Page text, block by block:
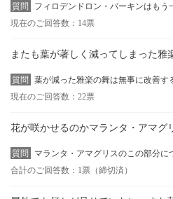
質問
フィロデンドロン・バーキンはもう
現在のご回答数：14票
またも葉が著しく減ってしまった雅
質問
葉が減った雅楽の舞は無事に改善す
現在のご回答数：22票
花が咲かせるのかマランタ・アマグ
質問
マランタ・アマグリスのこの部分に
合計のご回答数：1票（締切済）